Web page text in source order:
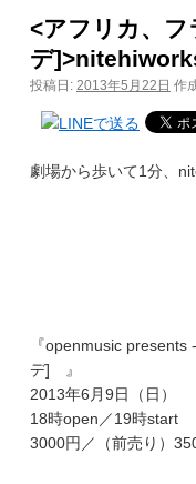
<アフリカ、フ
デ
投稿日: 2013年5月22日 作
劇場から歩いて1分、
『openmusic
デ] 』
2013年6月9日（日）
18時open／19時start
3000円／（前売り）